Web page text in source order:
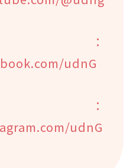
：
udnG
udnG